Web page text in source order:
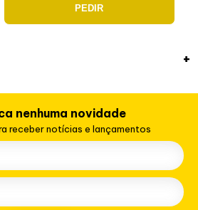
PEDIR
nenhuma novidade
receber notícias e lançamentos